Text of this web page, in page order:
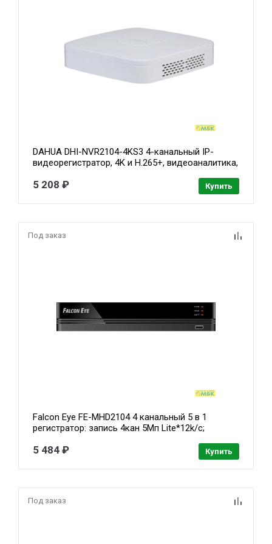
DAHUA DHI-NVR2104-4KS3 4-канальный IP-
видеорегистратор, 4K и H.265+, видеоаналитика,
20Тбайт
5 208 ₽ Купить
Под заказ
Falcon Eye FE-MHD2104 4 канальный 5 в 1
регистратор: запись 4кан 5Мп Lite*12k/с;
HDMI, VGA, SATA*1 (до 10Tb HDD), 2 USB; Аудио
5 484 ₽ Купить
Под заказ